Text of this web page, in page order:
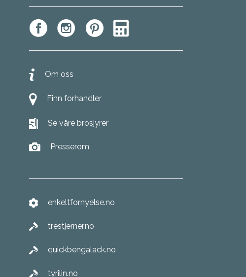
Om oss
Finn forhandler
Se våre brosjyrer
Presserom
enkeltfornyelse.no
trestjerner.no
quickbengalack.no
tyrilin.no